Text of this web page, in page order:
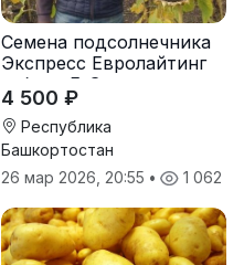
Семена подсолнечника
Экспресс Евролайтинг
гибрид F-G+
4 500 ₽
Республика
Башкортостан
26 мар 2026, 20:55 • 1 062